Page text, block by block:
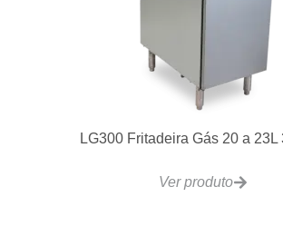
LG300 Fritadeira Gás 20 a 23L
Ver produto